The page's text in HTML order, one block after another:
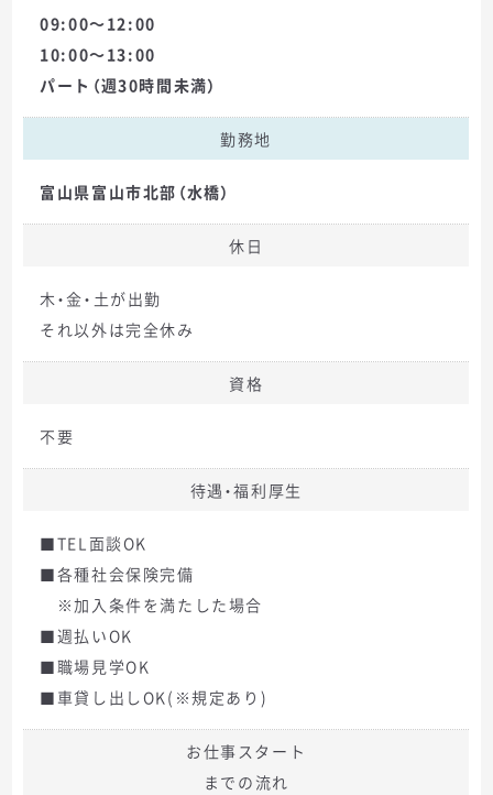
09:00～12:00
10:00～13:00
パート（週30時間未満）
勤務地
富山県富山市北部（水橋）
休日
木・金・土が出勤
それ以外は完全休み
資格
不要
待遇・福利厚生
■TEL面談OK
■各種社会保険完備
※加入条件を満たした場合
■週払いOK
■職場見学OK
■車貸し出しOK(※規定あり)
お仕事スタート
までの流れ